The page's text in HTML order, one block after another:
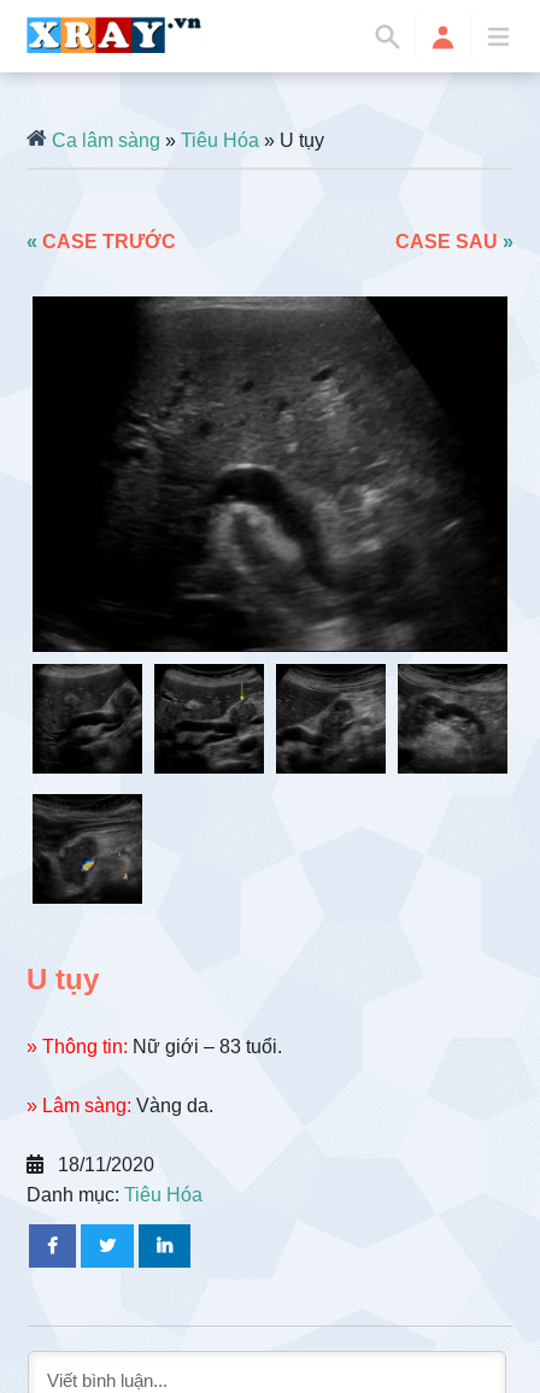
Ca lâm sàng »Tiêu Hóa » U tụy
«CASE TRƯỚC CASE SAU »
U tụy
» Thông tin: Nữ giới – 83 tuổi.
» Lâm sàng: Vàng da.
18/11/2020
Danh mục:Tiêu Hóa